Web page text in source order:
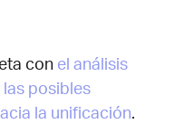
con el análisis
posibles
la unificación.